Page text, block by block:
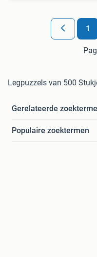
1
Legpuzzels van 500
Gerelateerde
Populaire zoektermen